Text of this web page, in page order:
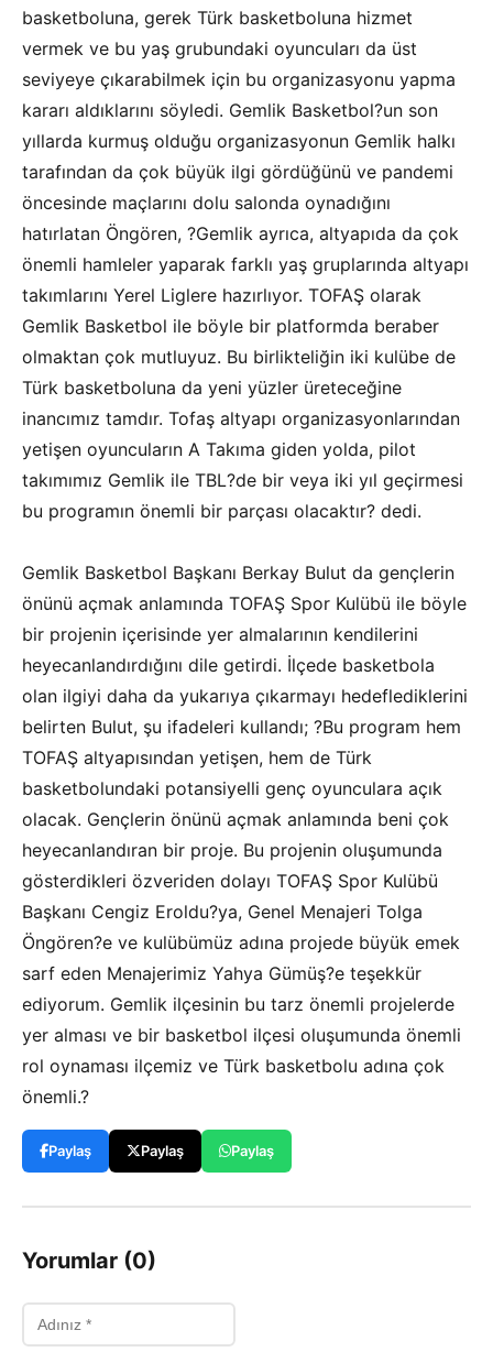
basketboluna, gerek Türk basketboluna hizmet
vermek ve bu yaş grubundaki oyuncuları da üst
seviyeye çıkarabilmek için bu organizasyonu yapma
kararı aldıklarını söyledi. Gemlik Basketbol?un son
yıllarda kurmuş olduğu organizasyonun Gemlik halkı
tarafından da çok büyük ilgi gördüğünü ve pandemi
öncesinde maçlarını dolu salonda oynadığını
hatırlatan Öngören, ?Gemlik ayrıca, altyapıda da çok
önemli hamleler yaparak farklı yaş gruplarında altyapı
takımlarını Yerel Liglere hazırlıyor. TOFAŞ olarak
Gemlik Basketbol ile böyle bir platformda beraber
olmaktan çok mutluyuz. Bu birlikteliğin iki kulübe de
Türk basketboluna da yeni yüzler üreteceğine
inancımız tamdır. Tofaş altyapı organizasyonlarından
yetişen oyuncuların A Takıma giden yolda, pilot
takımımız Gemlik ile TBL?de bir veya iki yıl geçirmesi
bu programın önemli bir parçası olacaktır? dedi.
Gemlik Basketbol Başkanı Berkay Bulut da gençlerin
önünü açmak anlamında TOFAŞ Spor Kulübü ile böyle
bir projenin içerisinde yer almalarının kendilerini
heyecanlandırdığını dile getirdi. İlçede basketbola
olan ilgiyi daha da yukarıya çıkarmayı hedeflediklerini
belirten Bulut, şu ifadeleri kullandı; ?Bu program hem
TOFAŞ altyapısından yetişen, hem de Türk
basketbolundaki potansiyelli genç oyunculara açık
olacak. Gençlerin önünü açmak anlamında beni çok
heyecanlandıran bir proje. Bu projenin oluşumunda
gösterdikleri özveriden dolayı TOFAŞ Spor Kulübü
Başkanı Cengiz Eroldu?ya, Genel Menajeri Tolga
Öngören?e ve kulübümüz adına projede büyük emek
sarf eden Menajerimiz Yahya Gümüş?e teşekkür
ediyorum. Gemlik ilçesinin bu tarz önemli projelerde
yer alması ve bir basketbol ilçesi oluşumunda önemli
rol oynaması ilçemiz ve Türk basketbolu adına çok
önemli.?
Paylaş Paylaş Paylaş
Yorumlar (0)